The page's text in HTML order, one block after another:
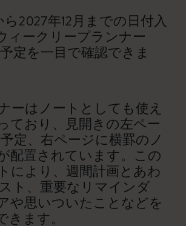
2027年12月までの日付入
ィークリープランナー
定を一目で確認できま
ーはノートとしても使え
ており、見開きの左ペー
定、右ページに横罫のノ
配置されています。この
により、週間計画とあわ
ト、重要なリマインダ
や思いついたことなどを
きます。